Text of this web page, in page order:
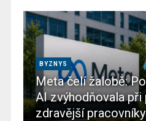
BYZNYS
Meta čelí žalobě:
AI zvýhodňovala
zdravější pracovníky